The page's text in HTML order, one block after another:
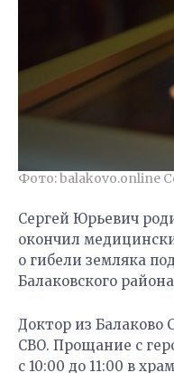
Фото: balakovo.online
Сергей Юрьевич
окончил
о гибели земляка
Балаковского
Доктор из Балаково
СВО. Прощание с
с 10:00 до 11:00 в